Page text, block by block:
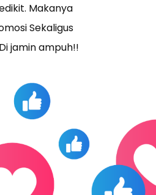
Makanya
Sekaligus
jamin ampuh!!